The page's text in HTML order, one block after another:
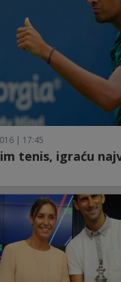
| 17:45
tenis, igraću